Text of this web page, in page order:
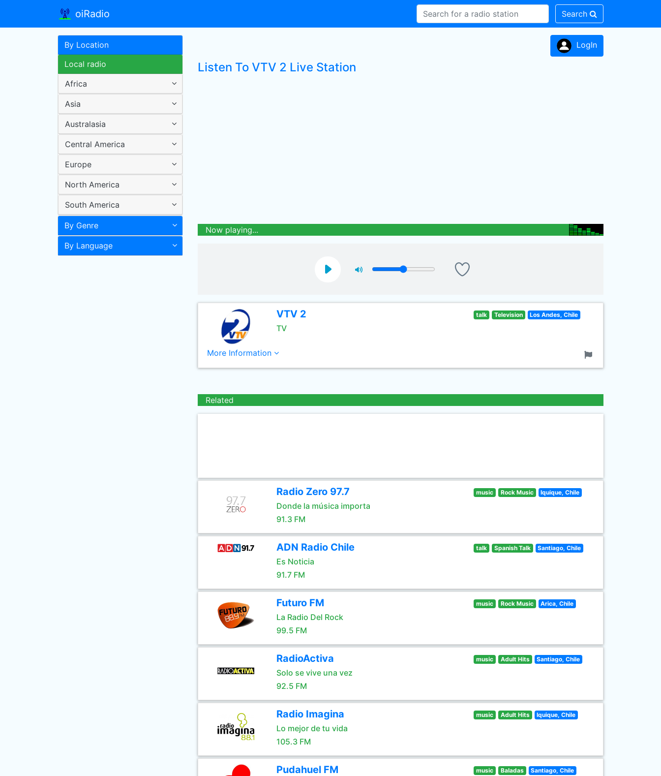
oiRadio Search
By Location
Local radio
Africa
Asia
Australasia
Central America
Europe
North America
South America
By Genre
By Language
LogIn
Listen To VTV 2 Live Station
Now playing...
VTV 2
TV
talk Television Los Andes, Chile
More Information
Related
Radio Zero 97.7
Donde la música importa
91.3 FM
music Rock Music Iquique, Chile
ADN Radio Chile
Es Noticia
91.7 FM
talk Spanish Talk Santiago, Chile
Futuro FM
La Radio Del Rock
99.5 FM
music Rock Music Arica, Chile
RadioActiva
Solo se vive una vez
92.5 FM
music Adult Hits Santiago, Chile
Radio Imagina
Lo mejor de tu vida
105.3 FM
music Adult Hits Iquique, Chile
Pudahuel FM music Baladas Santiago, Chile